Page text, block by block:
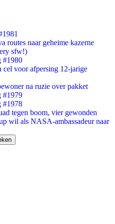
routes naar geheime kazerne
sfw!)
#1980
voor afpersing 12-jarige
na ruzie over pakket
#1979
#1978
tegen boom, vier gewonden
wil als NASA-ambassadeur naar